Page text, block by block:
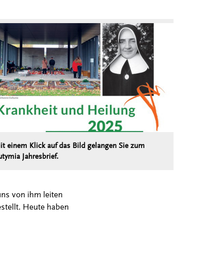
einem Klick auf das Bild gelangen Sie zum
Jahresbrief.
von ihm leiten
Heute haben